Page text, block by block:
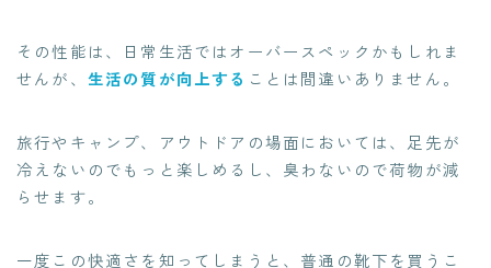
その性能は、日常生活ではオーバースペックかもしれま
せんが、 生活の質が向上する ことは間違いありません。
旅行やキャンプ、アウトドアの場面においては、足先が
冷えないのでもっと楽しめるし、臭わないので荷物が減
らせます。
一度この快適さを知ってしまうと、普通の靴下を買うこ